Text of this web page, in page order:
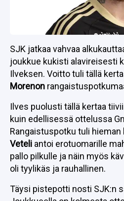
SJK jatkaa vahvaa
joukkue kukisti alavireisesti
Ilveksen. Voitto tuli tällä
Morenon
Ilves puolusti tällä kertaa
kuin edellisessä ottelussa
Rangaistuspotku tuli
Veteli antoi erotuomarille
pallo pilkulle ja näin myös
oli tyylikäs ja rauhallinen.
Täysi pistepotti nosti SJK:n